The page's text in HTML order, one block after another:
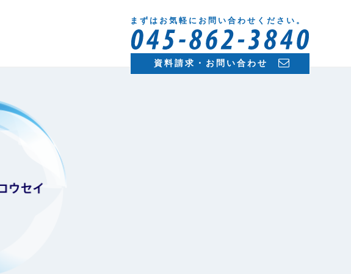
まずはお気軽にお問い合わせください。
資料請求・お問い合わせ